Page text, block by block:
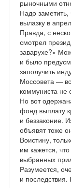
рыночными
Надо
вылазку в
Правда, с
смотрел
заварухе?»
и было
заполучить
Моссовета —
коммуниста
Но вот
фонд выплату
и беззаконие.
объявят тоже
Воистину,
им кажется,
выбранных
Разумеется,
и последствия.